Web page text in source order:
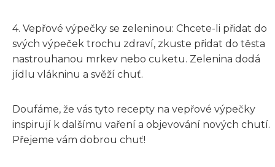
4. Vepřové výpečky se zeleninou: Chcete-li přidat do
svých výpeček trochu zdraví, zkuste přidat do těsta
nastrouhanou mrkev nebo cuketu. Zelenina dodá
jídlu vlákninu a svěží chuť.
Doufáme, že vás tyto recepty na vepřové výpečky
inspirují k dalšímu vaření a objevování nových chutí.
Přejeme vám dobrou chuť!